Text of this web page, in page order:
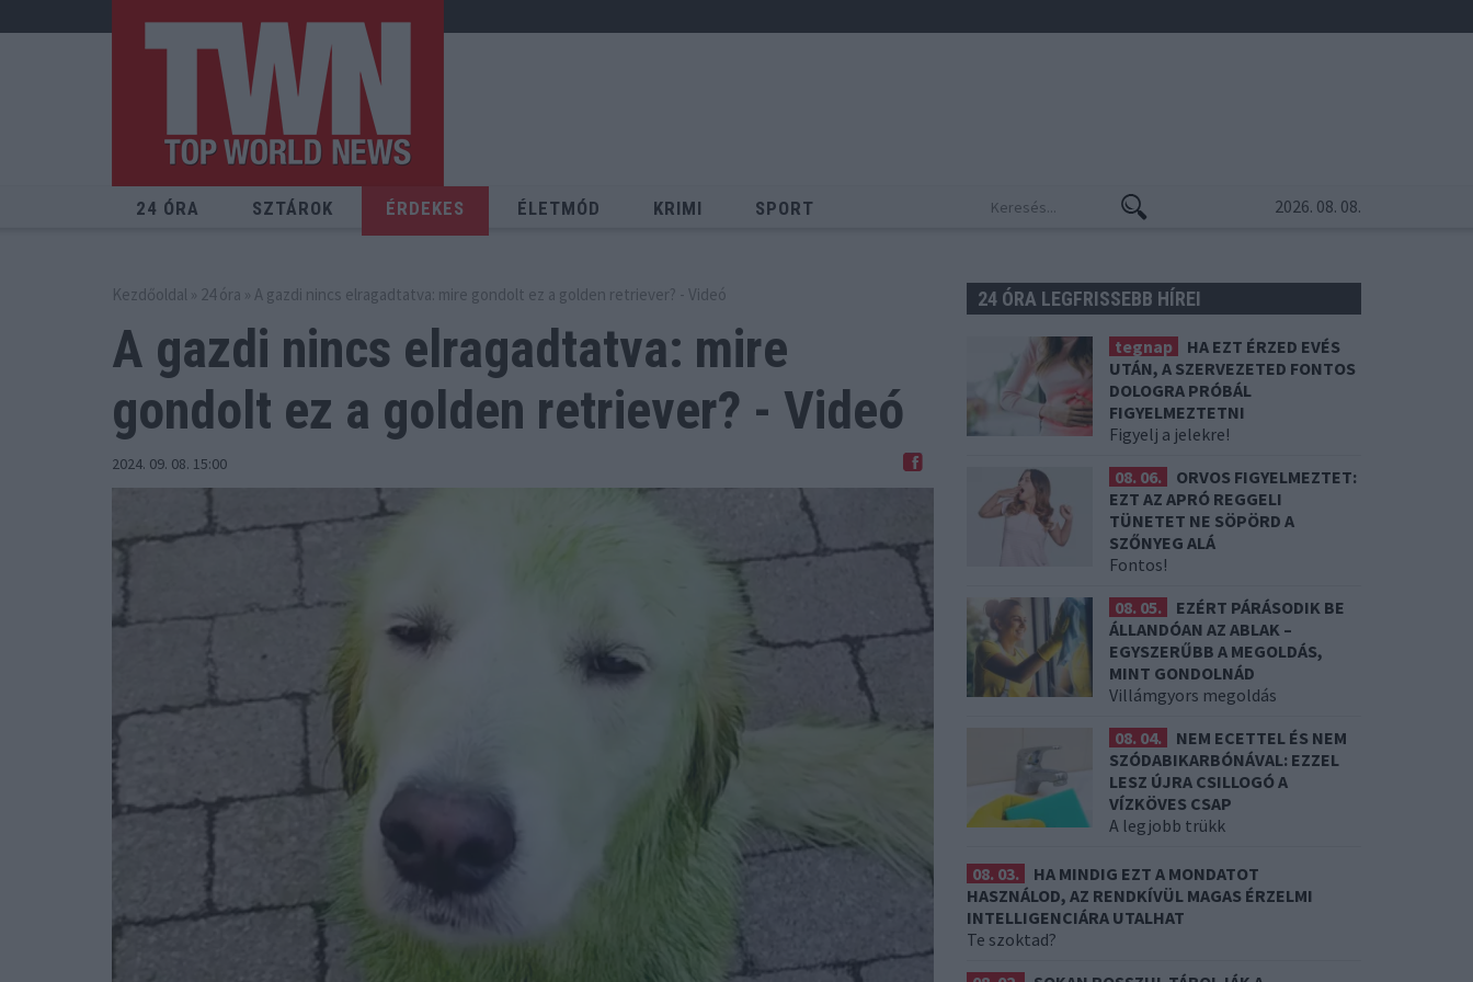
24 ÓRA SZTÁROK ÉRDEKES ÉLETMÓD KRIMI SPORT 2026. 08. 08.
Kezdőoldal » 24 óra » A gazdi nincs elragadtatva: mire gondolt ez a golden retriever? - Videó
A gazdi nincs elragadtatva: mire
gondolt ez a golden retriever? - Videó
2024. 09. 08. 15:00
24 ÓRA LEGFRISSEBB HÍREI
tegnap
HA EZT ÉRZED EVÉS
UTÁN, A SZERVEZETED FONTOS
DOLOGRA PRÓBÁL
FIGYELMEZTETNI
Figyelj a jelekre!
08. 06.
ORVOS FIGYELMEZTET:
EZT AZ APRÓ REGGELI
TÜNETET NE SÖPÖRD A
SZŐNYEG ALÁ
Fontos!
08. 05.
EZÉRT PÁRÁSODIK BE
ÁLLANDÓAN AZ ABLAK –
EGYSZERŰBB A MEGOLDÁS,
MINT GONDOLNÁD
Villámgyors megoldás
08. 04.
NEM ECETTEL ÉS NEM
SZÓDABIKARBÓNÁVAL: EZZEL
LESZ ÚJRA CSILLOGÓ A
VÍZKÖVES CSAP
A legjobb trükk
08. 03.
HA MINDIG EZT A MONDATOT
HASZNÁLOD, AZ RENDKÍVÜL MAGAS ÉRZELMI
INTELLIGENCIÁRA UTALHAT
Te szoktad?